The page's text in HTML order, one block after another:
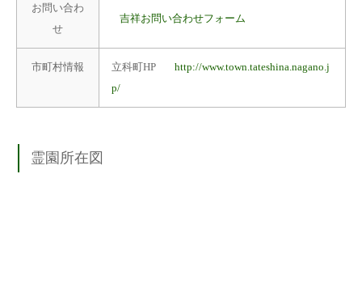
お問い合わ
せ
吉祥お問い合わせフォーム
市町村情報 立科町HP
http://www.town.tateshina.nagano.j
p/
霊園所在図